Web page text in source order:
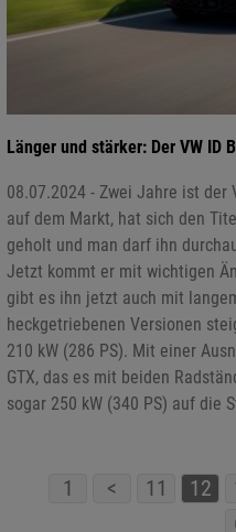
Länger und stärker: Der VW ID
08.07.2024 - Zwei Jahre ist der
auf dem Markt, hat sich den
geholt und man darf ihn
Jetzt kommt er mit wichtigen
gibt es ihn jetzt auch mit
heckgetriebenen Versionen
210 kW (286 PS). Mit einer
GTX, das es mit beiden
sogar 250 kW (340 PS) auf die
1 < 11 12